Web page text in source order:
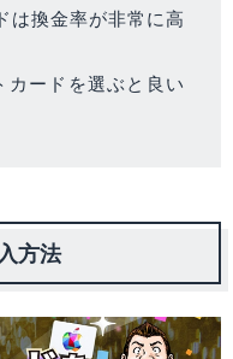
は換金率が非常に高
ードを選ぶと良い
方法